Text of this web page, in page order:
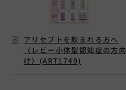
アリセプトを飲まれる方へ
（レビー小体型認知症の方向
け）(ART1749)